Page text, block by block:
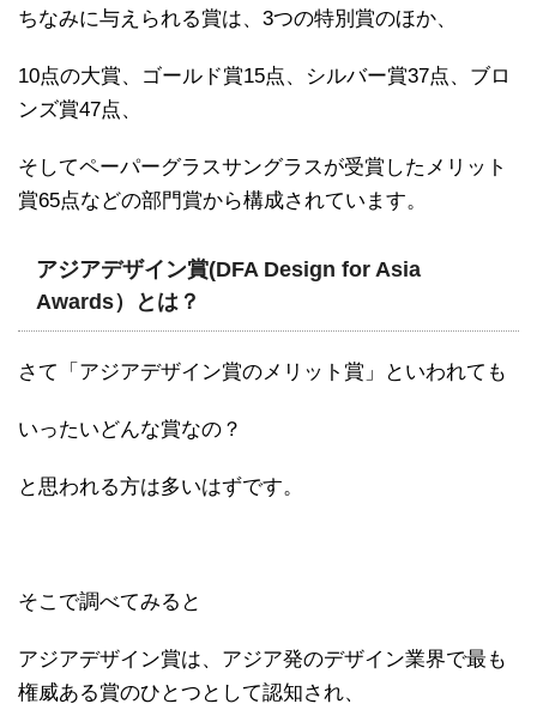
ちなみに与えられる賞は、3つの特別賞のほか、
10点の大賞、ゴールド賞15点、シルバー賞37点、ブロ
ンズ賞47点、
そしてペーパーグラスサングラスが受賞したメリット
賞65点などの部門賞から構成されています。
アジアデザイン賞(DFA Design for Asia
Awards）とは？
さて「アジアデザイン賞のメリット賞」といわれても
いったいどんな賞なの？
と思われる方は多いはずです。
そこで調べてみると
アジアデザイン賞は、アジア発のデザイン業界で最も
権威ある賞のひとつとして認知され、